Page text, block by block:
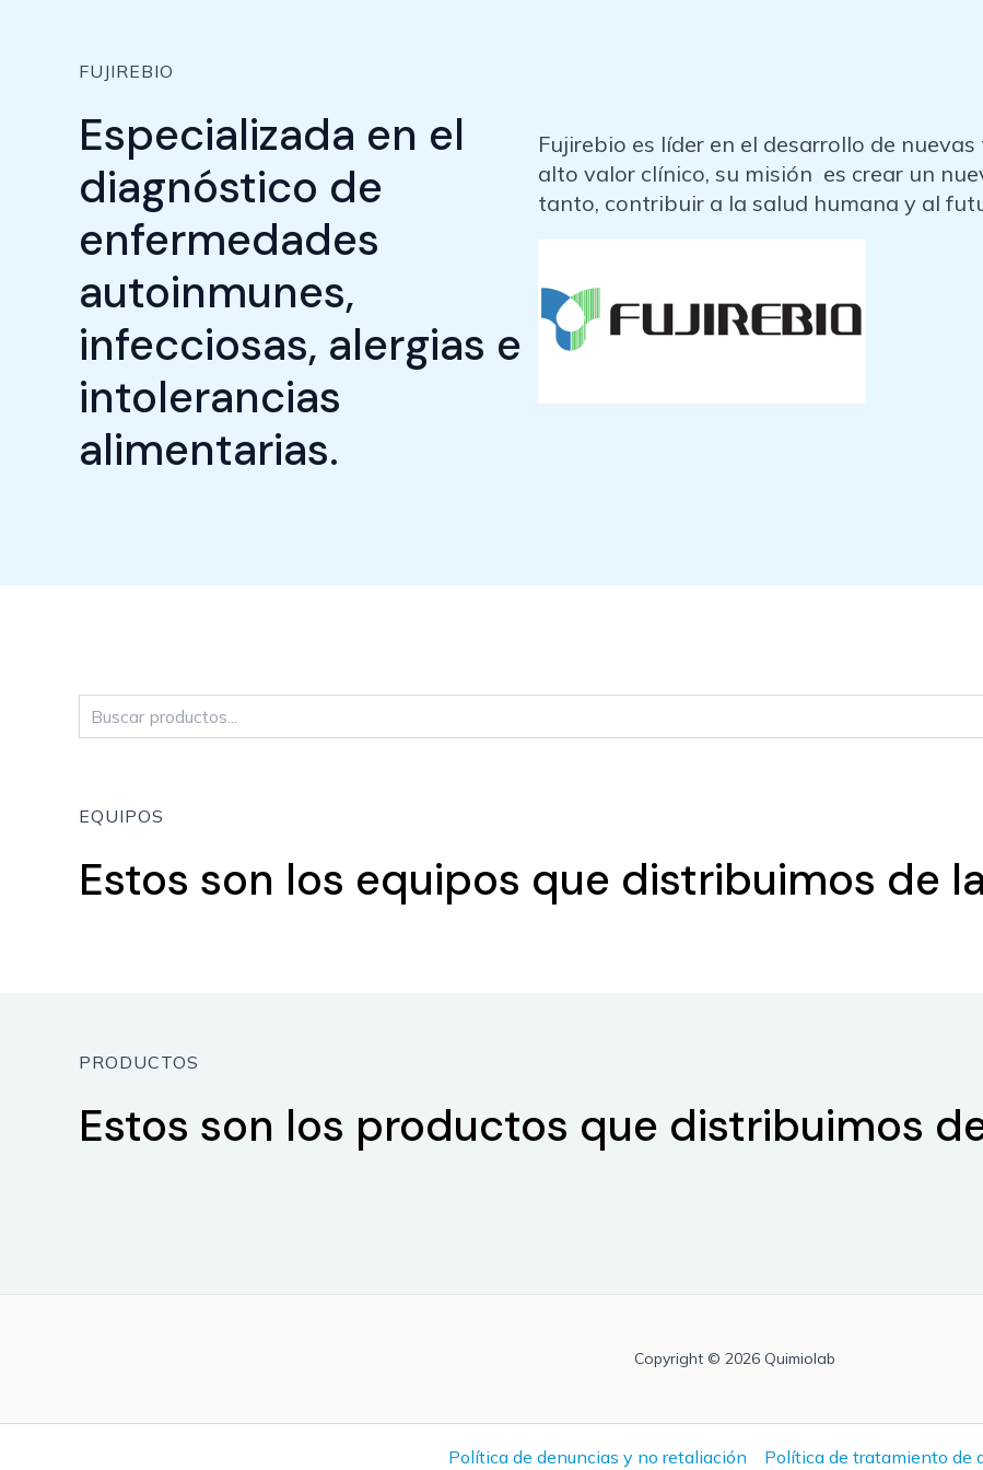
FUJIREBIO
Especializada en el
diagnóstico de
enfermedades
autoinmunes,
infecciosas, alergias e
intolerancias
alimentarias.
Fujirebio es líder en el desarrollo de
alto valor clínico, su misión es crear un
tanto, contribuir a la salud humana y al
EQUIPOS
Estos son los equipos que distribuimos de
PRODUCTOS
Estos son los productos que distribuimos
Copyright © 2026 Quimiolab
Política de denuncias y no retaliación Política de tratamiento de